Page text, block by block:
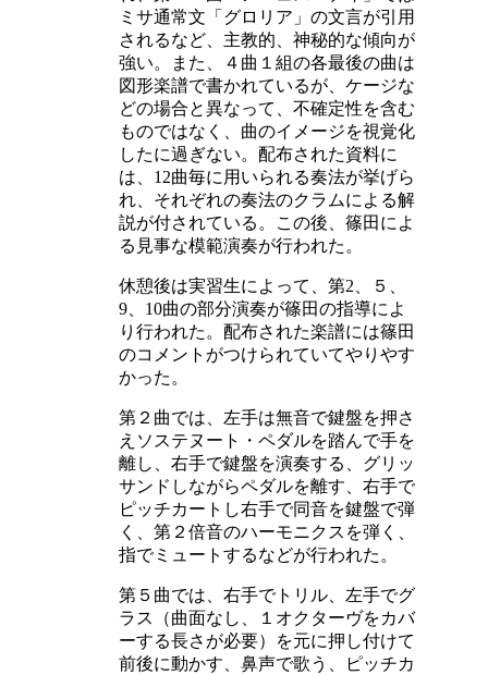
ミサ通常文「グロリア」の文言が引用
されるなど、主教的、神秘的な傾向が
強い。また、４曲１組の各最後の曲は
図形楽譜で書かれているが、ケージな
どの場合と異なって、不確定性を含む
ものではなく、曲のイメージを視覚化
したに過ぎない。配布された資料に
は、12曲毎に用いられる奏法が挙げら
れ、それぞれの奏法のクラムによる解
説が付されている。この後、篠田によ
る見事な模範演奏が行われた。
休憩後は実習生によって、第2、５、
9、10曲の部分演奏が篠田の指導によ
り行われた。配布された楽譜には篠田
のコメントがつけられていてやりやす
かった。
第２曲では、左手は無音で鍵盤を押さ
えソステヌート・ペダルを踏んで手を
離し、右手で鍵盤を演奏する、グリッ
サンドしながらペダルを離す、右手で
ピッチカートし右手で同音を鍵盤で弾
く、第２倍音のハーモニクスを弾く、
指でミュートするなどが行われた。
第５曲では、右手でトリル、左手でグ
ラス（曲面なし、１オクターヴをカバ
ーする長さが必要）を元に押し付けて
前後に動かす、鼻声で歌う、ピッチカ